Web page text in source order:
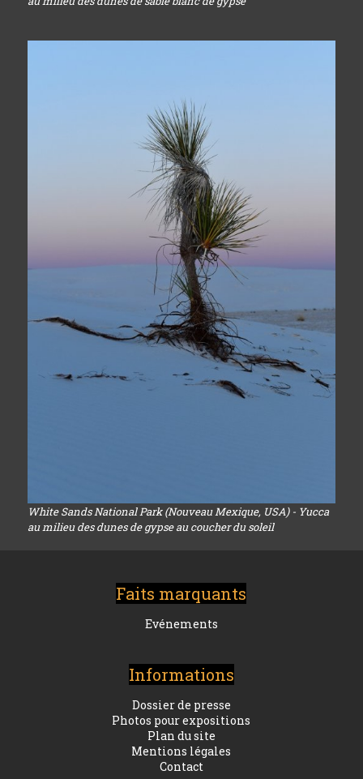
White Sands National Park (Nouveau Mexique, USA) - Yucca
au milieu des dunes de gypse au coucher du soleil
Faits marquants
Evénements
Informations
Dossier de presse
Photos pour expositions
Plan du site
Mentions légales
Contact